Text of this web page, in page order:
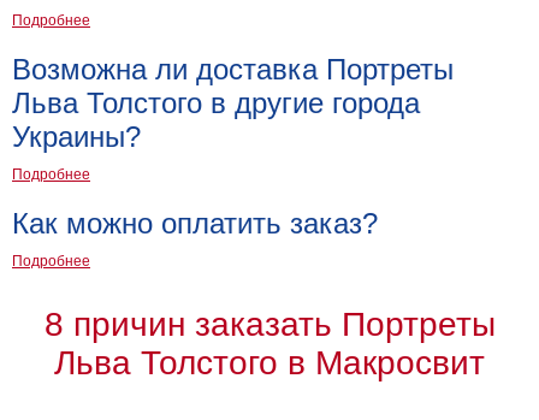
холсте
больших
размеров
Наши
работы
Подробнее
Возможна ли доставка Портреты
Льва Толстого в другие города
Украины?
Подробнее
Как можно оплатить заказ?
Подробнее
8 причин заказать Портреты
Льва Толстого в Макросвит